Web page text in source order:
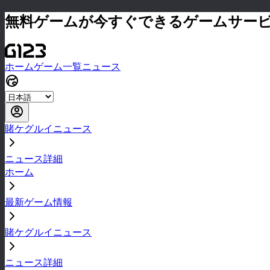
無料ゲームが今すぐできるゲームサー
ホームゲーム一覧ニュース
賭ケグルイニュース
ニュース詳細
ホーム
最新ゲーム情報
賭ケグルイニュース
ニュース詳細